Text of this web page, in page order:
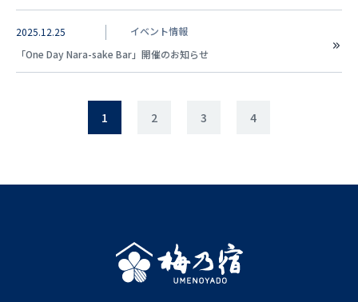
2025.12.25
イベント情報
「One Day Nara-sake Bar」開催のお知らせ
1 2 3 4